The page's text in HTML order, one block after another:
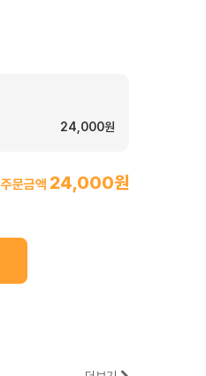
24,000원
주문금액 24,000원